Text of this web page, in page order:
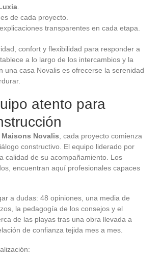
de cada proyecto.
transparentes en cada etapa.
confort y flexibilidad para responder a
a lo largo de los intercambios y la
una casa Novalis es ofrecerse la serenidad
atento para
Maisons Novalis , cada proyecto comienza
constructivo. El equipo liderado por
calidad de su acompañamiento. Los
encuentran aquí profesionales capaces
a dudas: 48 opiniones, una media de
la pedagogía de los consejos y el
de las playas tras una obra llevada a
de confianza tejida mes a mes.